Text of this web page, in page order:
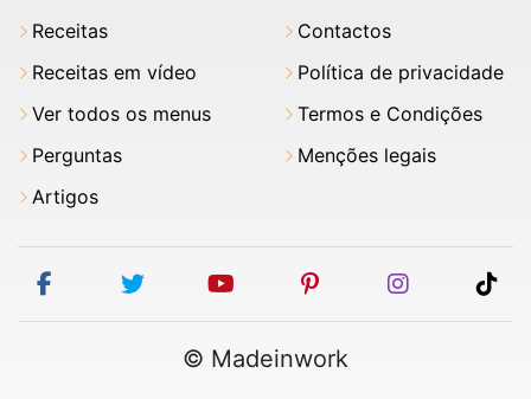
Receitas
Receitas em vídeo
Ver todos os menus
Perguntas
Artigos
Contactos
Política de privacidade
Termos e Condições
Menções legais
facebooktwitter youtubepinterestinstagram
© Madeinwork